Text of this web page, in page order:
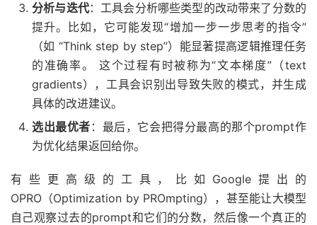
分析与迭代：工具会分析哪些类型的改动带来了分数的
提升。比如，它可能发现“增加一步一步思考的指令”
（如 “Think step by step”）能显著提高逻辑推理任务
的准确率。 这个过程有时被称为“文本梯度”（text
gradients），工具会识别出导致失败的模式，并生成
具体的改进建议。
选出最优者 ：最后，它会把得分最高的那个prompt作
为优化结果返回给你。
有些更高级的工具，比如Google提出的
OPRO（Optimization by PROmpting），甚至能让大模型
自己观察过去的prompt和它们的分数，然后像一个真正的